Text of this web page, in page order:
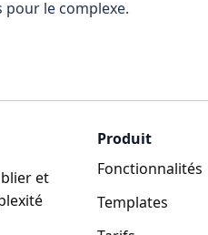
pour le complexe.
et
Produit
Fonctionnalités
Templates